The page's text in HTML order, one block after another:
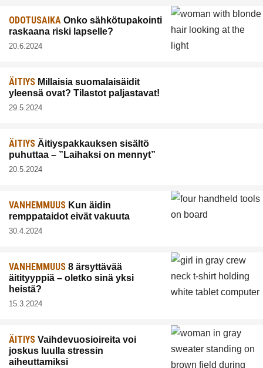
ODOTUSAIKA Onko sähkötupakointi
raskaana riski lapselle?
20.6.2024
ÄITIYS Millaisia suomalaisäidit
yleensä ovat? Tilastot paljastavat!
29.5.2024
ÄITIYS Äitiyspakkauksen sisältö
puhuttaa – ”Laihaksi on mennyt”
20.5.2024
VANHEMMUUS Kun äidin
remppataidot eivät vakuuta
30.4.2024
VANHEMMUUS 8 ärsyttävää
äitityyppiä – oletko sinä yksi
heistä?
15.3.2024
ÄITIYS Vaihdevuosioireita voi
joskus luulla stressin
aiheuttamiksi